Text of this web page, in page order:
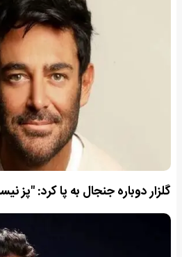
گلزار دوباره جنجال به پا کرد: "پز